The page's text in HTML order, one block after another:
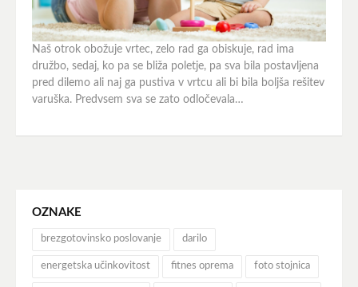
Naš otrok obožuje vrtec, zelo rad ga obiskuje, rad ima
družbo, sedaj, ko pa se bliža poletje, pa sva bila postavljena
pred dilemo ali naj ga pustiva v vrtcu ali bi bila boljša rešitev
varuška. Predvsem sva se zato odločevala…
OZNAKE
brezgotovinsko poslovanje darilo
energetska učinkovitost fitnes oprema foto stojnica